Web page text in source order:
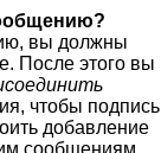
вы должны
После этого вы
чтобы подпись
добавление
сообщениям,